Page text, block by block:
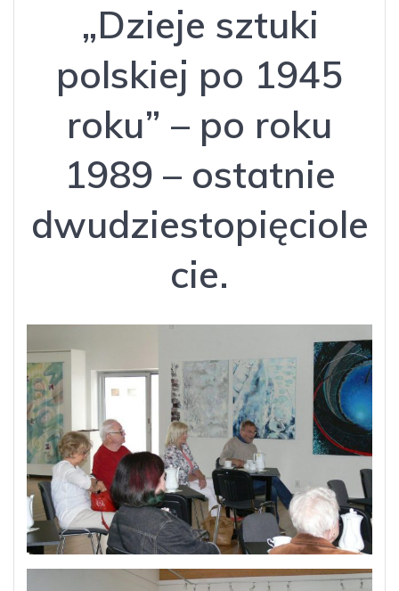
„Dzieje sztuki
polskiej po 1945
roku” – po roku
1989 – ostatnie
dwudziestopięciole
cie.